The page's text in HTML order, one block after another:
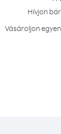
Hívjon
Vásároljon